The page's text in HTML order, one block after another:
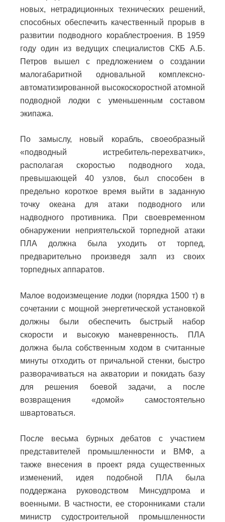
новых, нетрадиционных технических решений,
способных обеспечить качественный прорыв в
развитии подводного кораблестроения. В 1959
году один из ведущих специалистов СКБ А.Б.
Петров вышел с предложением о создании
малогабаритной одновальной комплексно-
автоматизированной высокоскоростной атомной
подводной лодки с уменьшенным составом
экипажа.
По замыслу, новый корабль, своеобразный
«подводный истребитель-перехватчик»,
располагая скоростью подводного хода,
превышающей 40 узлов, был способен в
предельно короткое время выйти в заданную
точку океана для атаки подводного или
надводного противника. При своевременном
обнаружении неприятельской торпедной атаки
ПЛА должна была уходить от торпед,
предварительно произведя залп из своих
торпедных аппаратов.
Малое водоизмещение лодки (порядка 1500 т) в
сочетании с мощной энергетической установкой
должны были обеспечить быстрый набор
скорости и высокую маневренность. ПЛА
должна была собственным ходом в считанные
минуты отходить от причальной стенки, быстро
разворачиваться на акватории и покидать базу
для решения боевой задачи, а после
возвращения «домой» самостоятельно
швартоваться.
После весьма бурных дебатов с участием
представителей промышленности и ВМФ, а
также внесения в проект ряда существенных
изменений, идея подобной ПЛА была
поддержана руководством Минсудпрома и
военными. В частности, ее сторонниками стали
министр судостроительной промышленности